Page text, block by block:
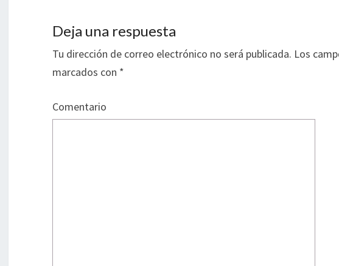
Deja una respuesta
Tu dirección de correo electrónico no será publicada. Los
marcados con *
Comentario